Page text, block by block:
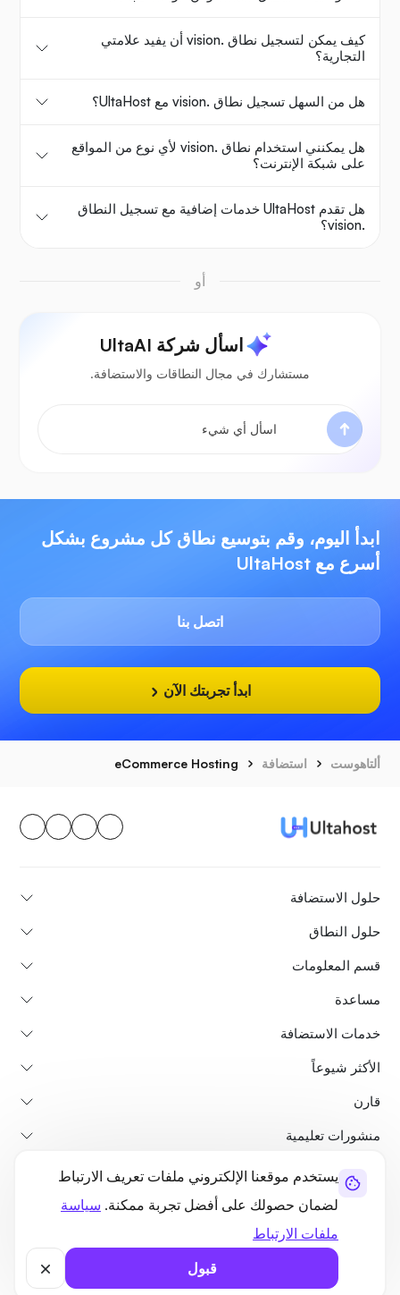
يستخدم موقعنا الإلكتروني ملفات تعريف الارتباط
لضمان حصولك على أفضل تجربة ممكنة. سياسة
ملفات الارتباط
قبول
كيف يمكن لتسجيل نطاق .vision أن يفيد علامتي
التجارية؟
هل من السهل تسجيل نطاق .vision مع UltaHost؟
هل يمكنني استخدام نطاق .vision لأي نوع من المواقع
على شبكة الإنترنت؟
هل تقدم UltaHost خدمات إضافية مع تسجيل النطاق
.vision؟
أو
اسأل شركة UltaAI
مستشارك في مجال النطاقات والاستضافة.
ابدأ اليوم، وقم بتوسيع نطاق كل مشروع بشكل
أسرع مع UltaHost
اتصل بنا
ابدأ تجربتك الآن
ألتاهوست استضافة eCommerce Hosting
حلول الاستضافة
حلول النطاق
قسم المعلومات
مساعدة
خدمات الاستضافة
الأكثر شيوعاً
قارن
منشورات تعليمية
من نحن
خريطة الموقع